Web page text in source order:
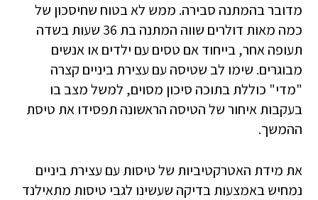
מדובר בהמתנה סבירה. ממש לא בטוח שחיסכון של
כמה מאות דולרים שווה המתנה בת 36 שעות בשדה
תעופה אחר, בייחוד אם טסים עם ילדים או אנשים
מבוגרים. שימו לב שטיסה עם עצירת ביניים קצרה
"מדי" כוללת בתוכה סיכון מסוים, למשל מצב בו
בעקבות איחור של הטיסה הראשונה תפסידו את טיסת
ההמשך.
את מידת האטרקטיביות של טיסות עם עצירת ביניים
נמחיש באמצעות בדיקה שעשינו לגבי טיסות מתאילנד